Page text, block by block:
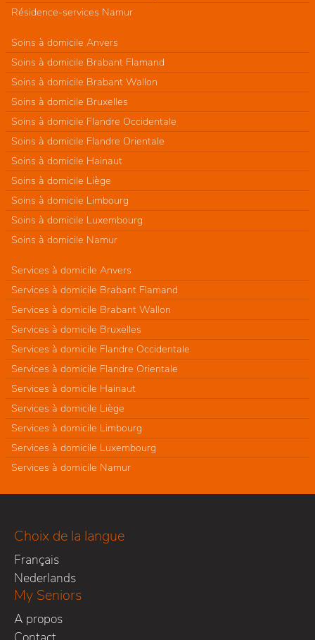
Résidence-services Namur
Soins à domicile Anvers
Soins à domicile Brabant Flamand
Soins à domicile Brabant Wallon
Soins à domicile Bruxelles
Soins à domicile Flandre Occidentale
Soins à domicile Flandre Orientale
Soins à domicile Hainaut
Soins à domicile Liège
Soins à domicile Limbourg
Soins à domicile Luxembourg
Soins à domicile Namur
Services à domicile Anvers
Services à domicile Brabant Flamand
Services à domicile Brabant Wallon
Services à domicile Bruxelles
Services à domicile Flandre Occidentale
Services à domicile Flandre Orientale
Services à domicile Hainaut
Services à domicile Liège
Services à domicile Limbourg
Services à domicile Luxembourg
Services à domicile Namur
Choix de la langue
Français
Nederlands
My Seniors
A propos